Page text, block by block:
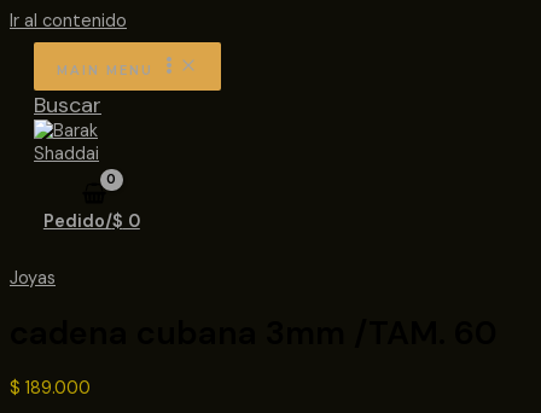
Ir al contenido
MAIN MENU
Buscar
Pedido/$ 0
Joyas
$ 189.000